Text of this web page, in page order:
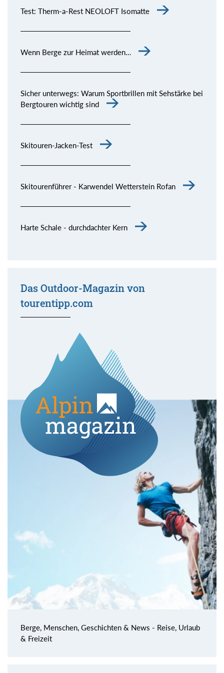
Test: Therm-a-Rest NEOLOFT Isomatte
Wenn Berge zur Heimat werden…
Sicher unterwegs: Warum Sportbrillen mit Sehstärke bei
Bergtouren wichtig sind
Skitouren-Jacken-Test
Skitourenführer - Karwendel Wetterstein Rofan
Harte Schale - durchdachter Kern
Das Outdoor-Magazin von
tourentipp.com
Berge, Menschen, Geschichten & News - Reise, Urlaub
& Freizeit